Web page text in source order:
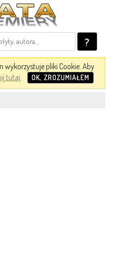
?
wykorzystuje pliki Cookie. Aby
tutaj. OK, ZROZUMIAŁEM